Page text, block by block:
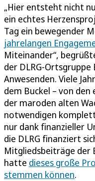
„Hier entsteht nicht
ein echtes
Tag ein bewegender
jahrelangen
Miteinander“,
der DLRG-
Anwesenden. Viele
dem Buckel – von
der maroden alten
notwendigen
nur dank finanzieller
die DLRG finanziert
Mitgliedsbeiträge der
hatte dieses große
stemmen können.